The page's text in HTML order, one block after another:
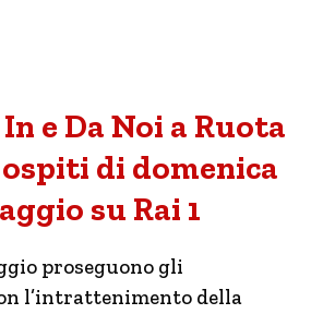
e Da Noi a Ruota
di domenica
su Rai 1
proseguono gli
l’intrattenimento della